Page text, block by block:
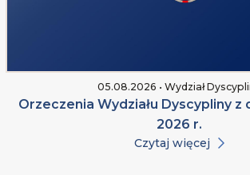
05.08.2026 • Wydział
Orzeczenia Wydziału Dyscypliny z
2026 r.
Czytaj więcej